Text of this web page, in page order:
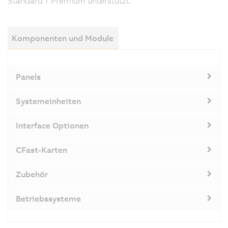
Komponenten und Module
Panels
Systemeinheiten
Interface Optionen
CFast-Karten
Zubehör
Betriebssysteme